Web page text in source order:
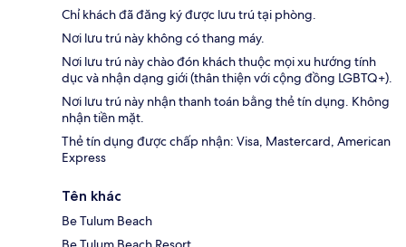
Chỉ khách đã đăng ký được lưu trú tại phòng.
Nơi lưu trú này không có thang máy.
Nơi lưu trú này chào đón khách thuộc mọi xu hướng tính
dục và nhận dạng giới (thân thiện với cộng đồng LGBTQ+).
Nơi lưu trú này nhận thanh toán bằng thẻ tín dụng. Không
nhận tiền mặt.
Thẻ tín dụng được chấp nhận: Visa, Mastercard, American
Express
Tên khác
Be Tulum Beach